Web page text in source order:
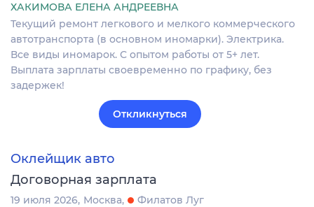
ХАКИМОВА ЕЛЕНА АНДРЕЕВНА
Текущий ремонт легкового и мелкого коммерческого
автотранспорта (в основном иномарки). Электрика.
Все виды иномарок. С опытом работы от 5+ лет.
Выплата зарплаты своевременно по графику, без
задержек!
Откликнуться
Оклейщик авто
Договорная зарплата
19 июля 2026 Москва
Филатов Луг